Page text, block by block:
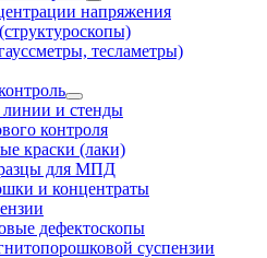
напряжения
тесламетры)
линии и стенды
контроля
краски (лаки)
для МПД
и концентраты
дефектоскопы
суспензии